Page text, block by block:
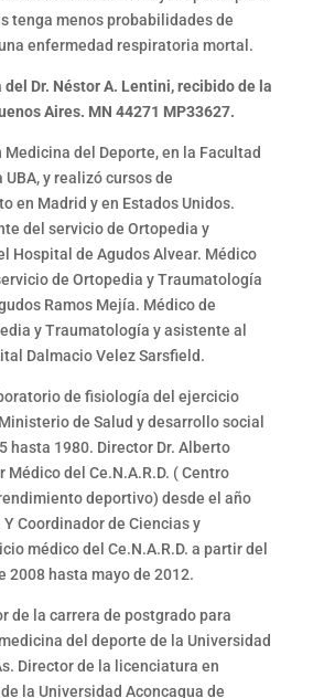
tenga menos probabilidades de
enfermedad respiratoria mortal.
del Dr. Néstor A. Lentini, recibido de la
Aires. MN 44271 MP33627.
Medicina del Deporte, en la Facultad
y realizó cursos de
en Madrid y en Estados Unidos.
del servicio de Ortopedia y
Hospital de Agudos Alvear. Médico
de Ortopedia y Traumatología
Ramos Mejía. Médico de
y Traumatología y asistente al
Dalmacio Velez Sarsfield.
de fisiología del ejercicio
de Salud y desarrollo social
hasta 1980. Director Dr. Alberto
Médico del Ce.N.A.R.D. ( Centro
deportivo) desde el año
Coordinador de Ciencias y
médico del Ce.N.A.R.D. a partir del
2008 hasta mayo de 2012.
de la carrera de postgrado para
del deporte de la Universidad
Director de la licenciatura en
la Universidad Aconcagua de